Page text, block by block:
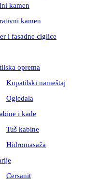
kamen
kamen
i fasadne ciglice
oprema
Kupatilski nameštaj
Ogledala
i kade
Tuš kabine
Hidromasaža
Cersanit